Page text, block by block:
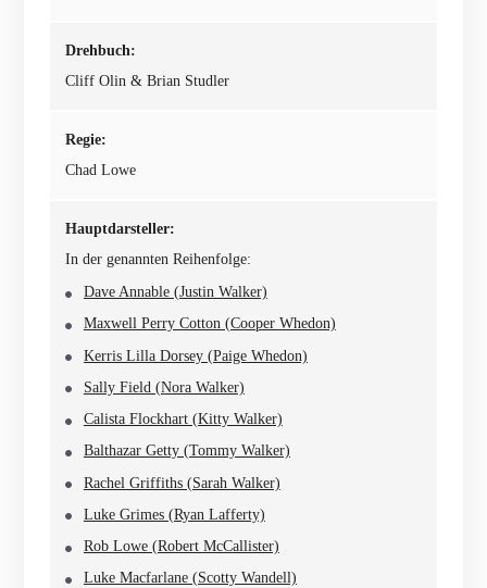
Drehbuch:
Cliff Olin & Brian Studler
Regie:
Chad Lowe
Hauptdarsteller:
In der genannten Reihenfolge:
Dave Annable (Justin Walker)
Maxwell Perry Cotton (Cooper Whedon)
Kerris Lilla Dorsey (Paige Whedon)
Sally Field (Nora Walker)
Calista Flockhart (Kitty Walker)
Balthazar Getty (Tommy Walker)
Rachel Griffiths (Sarah Walker)
Luke Grimes (Ryan Lafferty)
Rob Lowe (Robert McCallister)
Luke Macfarlane (Scotty Wandell)